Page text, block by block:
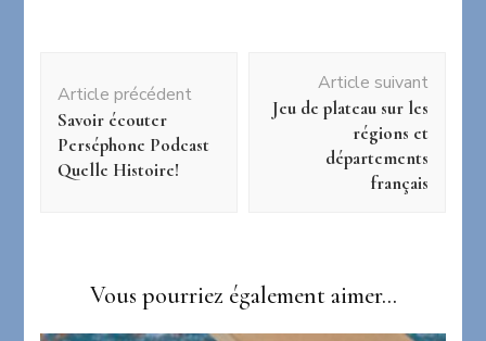
d'article
Article précédent
Savoir écouter
Perséphone Podcast
Quelle Histoire!
Article suivant
Jeu de plateau sur les
régions et
départements
français
Vous pourriez également aimer...